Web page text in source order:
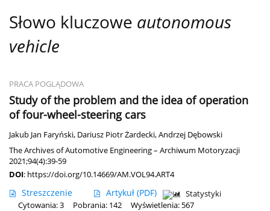
Słowo kluczowe autonomous
vehicle
PRACA POGLĄDOWA
Study of the problem and the idea of operation
of four-wheel-steering cars
Jakub Jan Faryński, Dariusz Piotr Żardecki,Andrzej Dębowski
The Archives of Automotive Engineering – Archiwum Motoryzacji
2021;94(4):39-59
DOI: https://doi.org/10.14669/AM.VOL94.ART4
Streszczenie Artykuł (PDF)
Statystyki
Cytowania: 3
Pobrania: 142 Wyświetlenia: 567